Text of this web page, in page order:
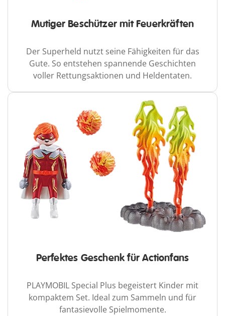
Mutiger Beschützer mit Feuerkräften
Der Superheld nutzt seine Fähigkeiten für das
Gute. So entstehen spannende Geschichten
voller Rettungsaktionen und Heldentaten.
Perfektes Geschenk für Actionfans
PLAYMOBIL Special Plus begeistert Kinder mit
kompaktem Set. Ideal zum Sammeln und für
fantasievolle Spielmomente.